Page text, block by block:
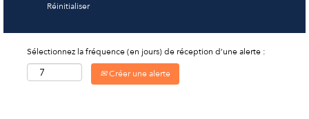
Réinitialiser
Sélectionnez la fréquence (en jours) de réception d’une alerte :
Créer une alerte